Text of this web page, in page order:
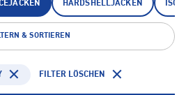
HARDSHELLJACKEN
& SORTIEREN
FILTER LÖSCHEN